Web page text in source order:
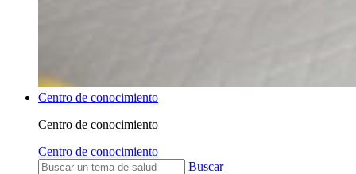
Centro de conocimiento
Centro de conocimiento
Centro de conocimiento
Buscar